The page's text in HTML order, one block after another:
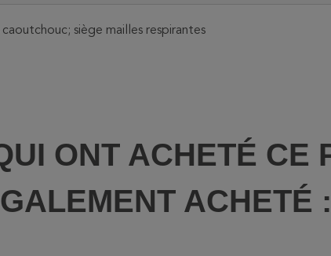
siège mailles respirantes
ONT ACHETÉ CE
ACHETÉ :